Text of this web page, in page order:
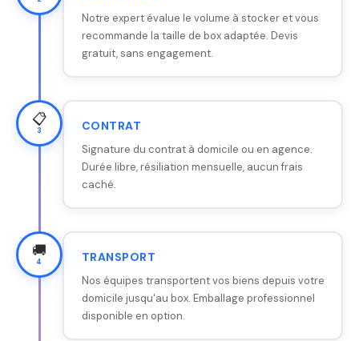
Notre expert évalue le volume à stocker et vous
recommande la taille de box adaptée. Devis
gratuit, sans engagement.
📋
3 CONTRAT
Signature du contrat à domicile ou en agence.
Durée libre, résiliation mensuelle, aucun frais
caché.
🚚
4 TRANSPORT
Nos équipes transportent vos biens depuis votre
domicile jusqu'au box. Emballage professionnel
disponible en option.